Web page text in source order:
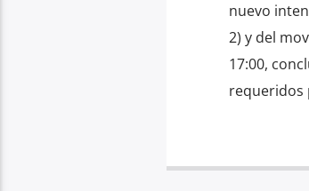
nuevo
2) y del
17:00,
requeridos